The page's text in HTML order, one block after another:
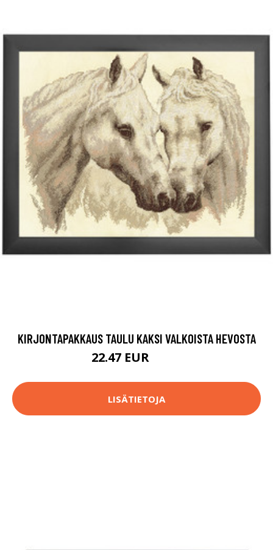
KIRJONTAPAKKAUS TAULU KAKSI VALKOISTA HEVOSTA
22.47 EUR
LISÄTIETOJA